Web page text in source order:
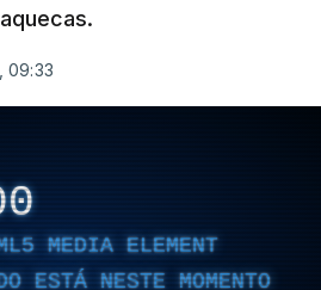
09:33
MEDIA ELEMENT
ESTÁ NESTE MOMENTO